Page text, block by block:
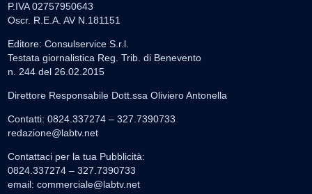
P.IVA 02757950643
Oscr. R.E.A. AV N.181151
Editore: Consulservice S.r.l.
Testata giornalistica Reg. Trib. di Benevento
n. 244 del 26.02.2015
Direttore Responsabile Dott.ssa Oliviero Antonella
Contatti: 0824.337274 – 327.7390733
redazione@labtv.net
Contattaci per la tua Pubblicità:
0824.337274 – 327.7390733
email: commerciale@labtv.net